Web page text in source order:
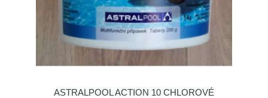
ASTRALPOOL ACTION 10 CHLOROVÉ